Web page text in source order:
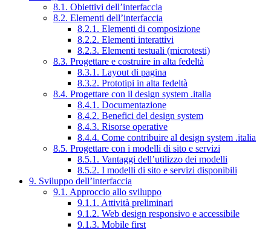
8.1. Obiettivi dell’interfaccia
8.2. Elementi dell’interfaccia
8.2.1. Elementi di composizione
8.2.2. Elementi interattivi
8.2.3. Elementi testuali (microtesti)
8.3. Progettare e costruire in alta fedeltà
8.3.1. Layout di pagina
8.3.2. Prototipi in alta fedeltà
8.4. Progettare con il design system .italia
8.4.1. Documentazione
8.4.2. Benefici del design system
8.4.3. Risorse operative
8.4.4. Come contribuire al design system .italia
8.5. Progettare con i modelli di sito e servizi
8.5.1. Vantaggi dell’utilizzo dei modelli
8.5.2. I modelli di sito e servizi disponibili
9. Sviluppo dell’interfaccia
9.1. Approccio allo sviluppo
9.1.1. Attività preliminari
9.1.2. Web design responsivo e accessibile
9.1.3. Mobile first